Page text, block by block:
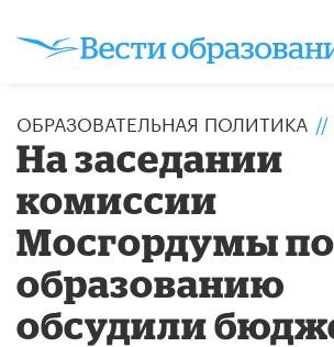
ОБРАЗОВАТЕЛЬНАЯ ПОЛИТИКА //
На заседании
комиссии
Мосгордумы по
образованию
обсудили